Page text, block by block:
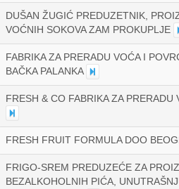
DUŠAN ŽUGIĆ PREDUZETNIK,
VOĆNIH SOKOVA ZAM PROKUPLJE
FABRIKA ZA PRERADU VOĆA I
BAČKA PALANKA
FRESH & CO FABRIKA ZA PRERADU
FRESH FRUIT FORMULA DOO
FRIGO-SREM PREDUZEĆE ZA
BEZALKOHOLNIH PIĆA,